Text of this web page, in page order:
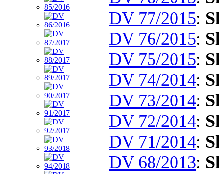
DV 77/2015:
DV 76/2015:
DV 75/2015:
DV 74/2014:
DV 73/2014:
DV 72/2014:
DV 71/2014:
DV 68/2013: